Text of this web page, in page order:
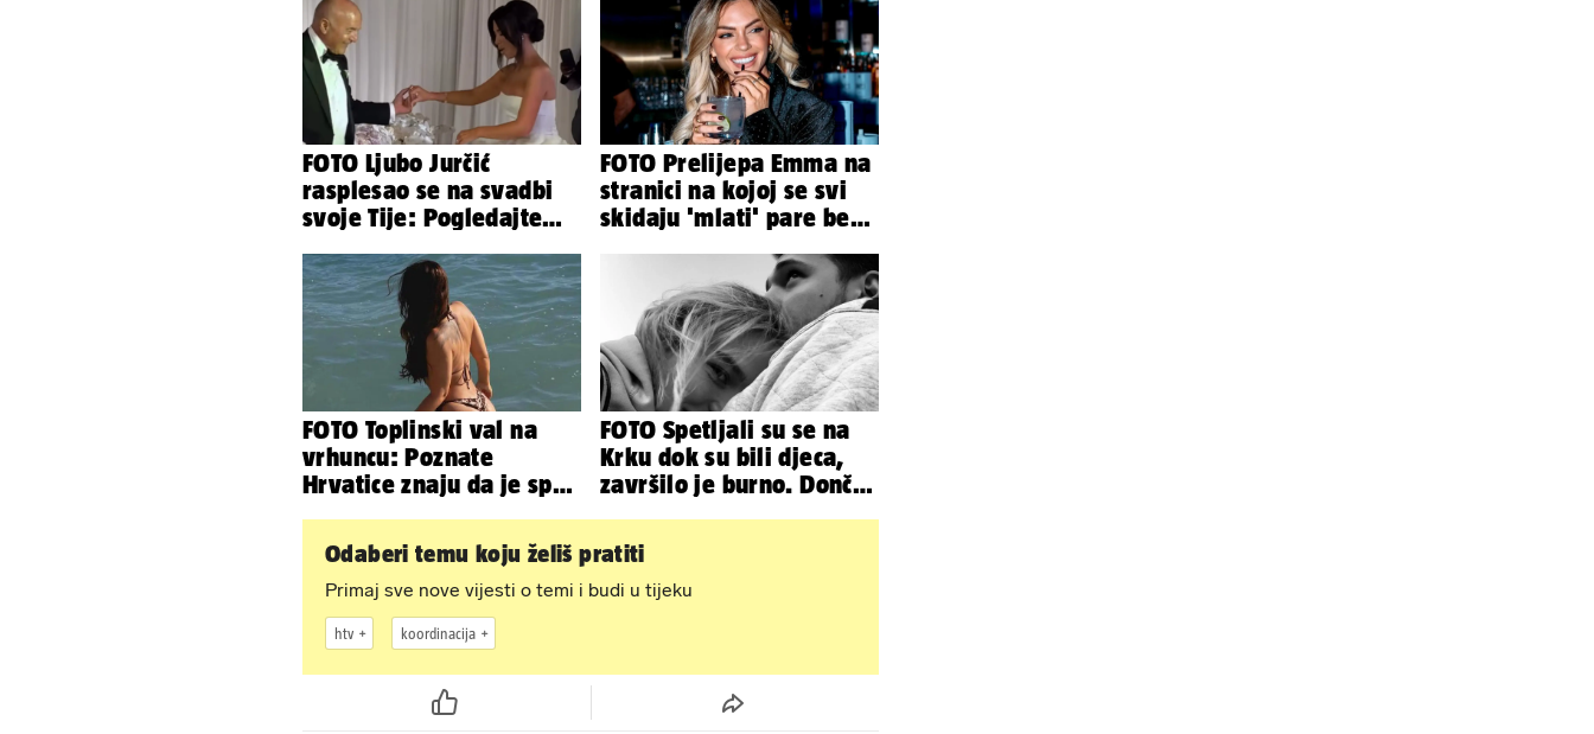
FOTO Ljubo Jurčić
rasplesao se na svadbi
svoje Tije: Pogledajte
vjenčanje...
FOTO Prelijepa Emma na
stranici na kojoj se svi
skidaju 'mlati' pare bez
FOTO Toplinski val na
vrhuncu: Poznate
Hrvatice znaju da je spas
FOTO Spetljali su se na
Krku dok su bili djeca,
završilo je burno. Dončić
Odaberi temu koju želiš pratiti
Primaj sve nove vijesti o temi i budi u tijeku
htv koordinacija